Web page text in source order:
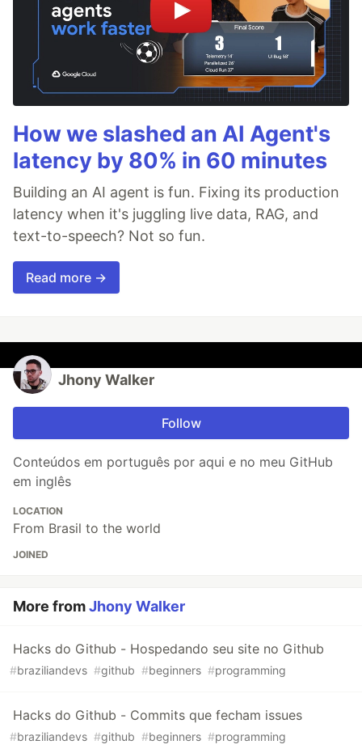
How we slashed an AI Agent's
latency by 80% in 60 minutes
Building an AI agent is fun. Fixing its production
latency when it's juggling live data, RAG, and
text-to-speech? Not so fun.
Read more →
Jhony Walker
Follow
Conteúdos em português por aqui e no meu GitHub
em inglês
LOCATION
From Brasil to the world
JOINED
More fromJhony Walker
Hacks do Github - Hospedando seu site no Github
#braziliandevs #github #beginners #programming
Hacks do Github - Commits que fecham issues
#braziliandevs #github #beginners #programming